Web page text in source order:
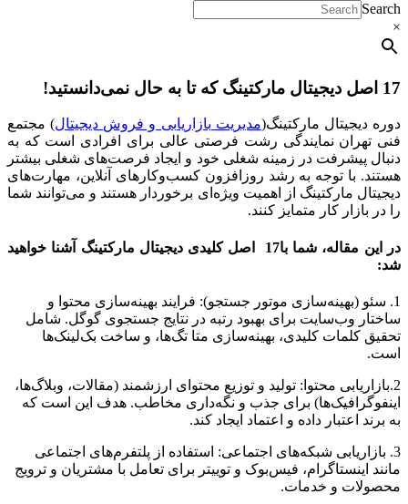
Search
×
17 اصل دیجیتال مارکتینگ که تا به حال نمی‌دانستید!
دوره دیجیتال مارکتینگ(مدیریت بازاریابی و فروش دیجیتال) مجتمع
فنی تهران نمایندگی رشت فرصتی عالی برای افرادی است که به
دنبال پیشرفت در زمینه شغلی خود و ایجاد فرصت‌های شغلی بیشتر
هستند. با توجه به رشد روزافزون کسب‌وکارهای آنلاین، مهارت‌های
دیجیتال مارکتینگ از اهمیت ویژه‌ای برخوردار هستند و می‌توانند شما
را در بازار کار متمایز کنند.
در این مقاله، شما با17 اصل کلیدی دیجیتال مارکتینگ آشنا خواهید
شد:
1. سئو (بهینه‌سازی موتور جستجو): فرایند بهینه‌سازی محتوا و
ساختار وب‌سایت برای بهبود رتبه در نتایج جستجوی گوگل. شامل
تحقیق کلمات کلیدی، بهینه‌سازی متا تگ‌ها، و ساخت بک‌لینک‌ها
است.
2.بازاریابی محتوا: تولید و توزیع محتوای ارزشمند (مقالات، وبلاگ‌ها،
اینفوگرافیک‌ها) برای جذب و نگه‌داری مخاطب. هدف این است که
به برند اعتبار داده و اعتماد ایجاد کند.
3. بازاریابی شبکه‌های اجتماعی: استفاده از پلتفرم‌های اجتماعی
مانند اینستاگرام، فیس‌بوک و توییتر برای تعامل با مشتریان و ترویج
محصولات و خدمات.